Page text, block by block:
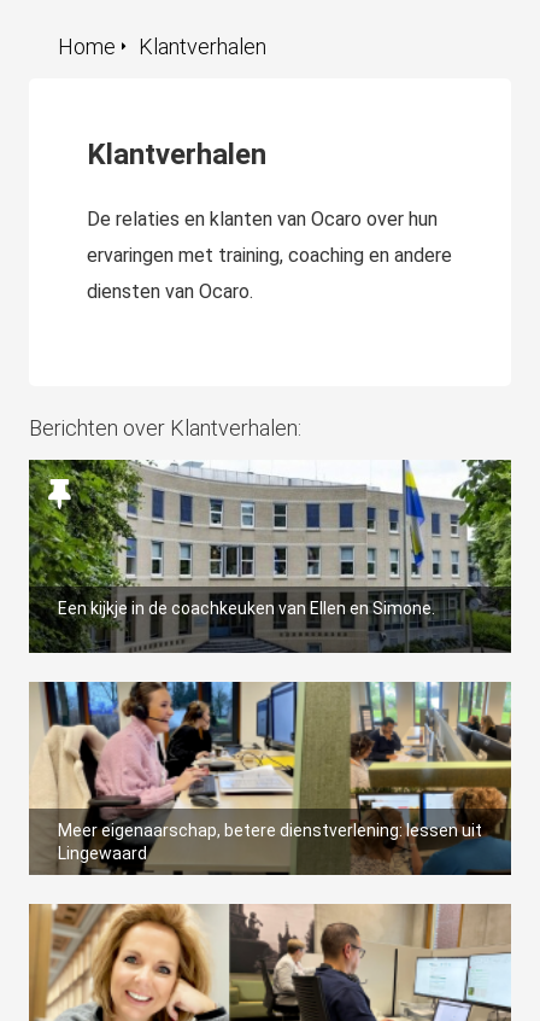
Klantverhalen
Home
Klantverhalen
De relaties en klanten van Ocaro over hun
ervaringen met training, coaching en andere
diensten van Ocaro.
Berichten over Klantverhalen:
Een kijkje in de coachkeuken van Ellen en Simone.
Meer eigenaarschap, betere dienstverlening: lessen uit
Lingewaard